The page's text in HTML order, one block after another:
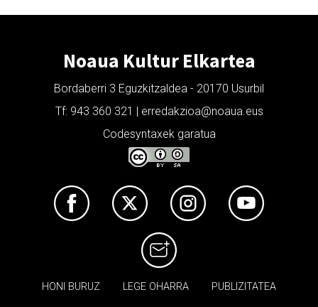
Noaua Kultur Elkartea
Bordaberri 3 Eguzkitzaldea - 20170 Usurbil
Tf: 943 360 321 | erredakzioa@noaua.eus
Codesyntaxek garatua
HONI BURUZ LEGE OHARRA PUBLIZITATEA